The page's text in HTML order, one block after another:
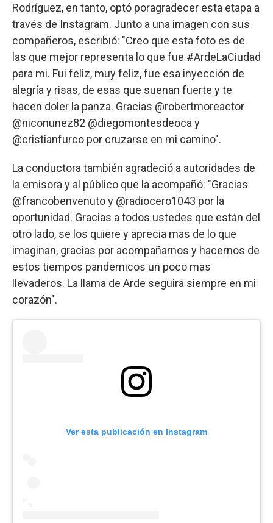
Rodríguez, en tanto, optó poragradecer esta etapa a
través de Instagram. Junto a una imagen con sus
compañeros, escribió: "Creo que esta foto es de
las que mejor representa lo que fue #ArdeLaCiudad
para mi. Fui feliz, muy feliz, fue esa inyección de
alegría y risas, de esas que suenan fuerte y te
hacen doler la panza. Gracias @robertmoreactor
@niconunez82 @diegomontesdeoca y
@cristianfurco por cruzarse en mi camino".
La conductora también agradeció a autoridades de
la emisora y al público que la acompañó: "Gracias
@francobenvenuto y @radiocero1043 por la
oportunidad. Gracias a todos ustedes que están del
otro lado, se los quiere y aprecia mas de lo que
imaginan, gracias por acompañarnos y hacernos de
estos tiempos pandemicos un poco mas
llevaderos. La llama de Arde seguirá siempre en mi
corazón".
Ver esta publicación en Instagram